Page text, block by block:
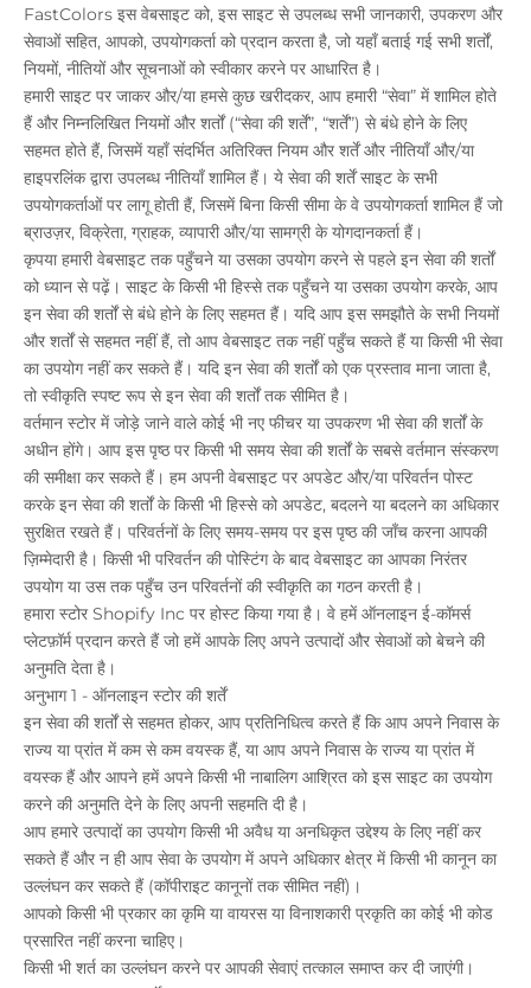
FastColors इस वेबसाइट को, इस साइट से उपलब्ध सभी जानकारी, उपकरण और
सेवाओं सहित, आपको, उपयोगकर्ता को प्रदान करता है, जो यहाँ बताई गई सभी शर्तों,
नियमों, नीतियों और सूचनाओं को स्वीकार करने पर आधारित है।
हमारी साइट पर जाकर और/या हमसे कुछ खरीदकर, आप हमारी “सेवा” में शामिल होते
हैं और निम्नलिखित नियमों और शर्तों (“सेवा की शर्तें”, “शर्तें”) से बंधे होने के लिए
सहमत होते हैं, जिसमें यहाँ संदर्भित अतिरिक्त नियम और शर्तें और नीतियाँ और/या
हाइपरलिंक द्वारा उपलब्ध नीतियाँ शामिल हैं। ये सेवा की शर्तें साइट के सभी
उपयोगकर्ताओं पर लागू होती हैं, जिसमें बिना किसी सीमा के वे उपयोगकर्ता शामिल हैं जो
ब्राउज़र, विक्रेता, ग्राहक, व्यापारी और/या सामग्री के योगदानकर्ता हैं।
कृपया हमारी वेबसाइट तक पहुँचने या उसका उपयोग करने से पहले इन सेवा की शर्तों
को ध्यान से पढ़ें। साइट के किसी भी हिस्से तक पहुँचने या उसका उपयोग करके, आप
इन सेवा की शर्तों से बंधे होने के लिए सहमत हैं। यदि आप इस समझौते के सभी नियमों
और शर्तों से सहमत नहीं हैं, तो आप वेबसाइट तक नहीं पहुँच सकते हैं या किसी भी सेवा
का उपयोग नहीं कर सकते हैं। यदि इन सेवा की शर्तों को एक प्रस्ताव माना जाता है,
तो स्वीकृति स्पष्ट रूप से इन सेवा की शर्तों तक सीमित है।
वर्तमान स्टोर में जोड़े जाने वाले कोई भी नए फीचर या उपकरण भी सेवा की शर्तों के
अधीन होंगे। आप इस पृष्ठ पर किसी भी समय सेवा की शर्तों के सबसे वर्तमान संस्करण
की समीक्षा कर सकते हैं। हम अपनी वेबसाइट पर अपडेट और/या परिवर्तन पोस्ट
करके इन सेवा की शर्तों के किसी भी हिस्से को अपडेट, बदलने या बदलने का अधिकार
सुरक्षित रखते हैं। परिवर्तनों के लिए समय-समय पर इस पृष्ठ की जाँच करना आपकी
ज़िम्मेदारी है। किसी भी परिवर्तन की पोस्टिंग के बाद वेबसाइट का आपका निरंतर
उपयोग या उस तक पहुँच उन परिवर्तनों की स्वीकृति का गठन करती है।
हमारा स्टोर Shopify Inc पर होस्ट किया गया है। वे हमें ऑनलाइन ई-कॉमर्स
प्लेटफ़ॉर्म प्रदान करते हैं जो हमें आपके लिए अपने उत्पादों और सेवाओं को बेचने की
अनुमति देता है।
अनुभाग 1 - ऑनलाइन स्टोर की शर्तें
इन सेवा की शर्तों से सहमत होकर, आप प्रतिनिधित्व करते हैं कि आप अपने निवास के
राज्य या प्रांत में कम से कम वयस्क हैं, या आप अपने निवास के राज्य या प्रांत में
वयस्क हैं और आपने हमें अपने किसी भी नाबालिग आश्रित को इस साइट का उपयोग
करने की अनुमति देने के लिए अपनी सहमति दी है।
आप हमारे उत्पादों का उपयोग किसी भी अवैध या अनधिकृत उद्देश्य के लिए नहीं कर
सकते हैं और न ही आप सेवा के उपयोग में अपने अधिकार क्षेत्र में किसी भी कानून का
उल्लंघन कर सकते हैं (कॉपीराइट कानूनों तक सीमित नहीं)।
आपको किसी भी प्रकार का कृमि या वायरस या विनाशकारी प्रकृति का कोई भी कोड
प्रसारित नहीं करना चाहिए।
किसी भी शर्त का उल्लंघन करने पर आपकी सेवाएं तत्काल समाप्त कर दी जाएंगी।